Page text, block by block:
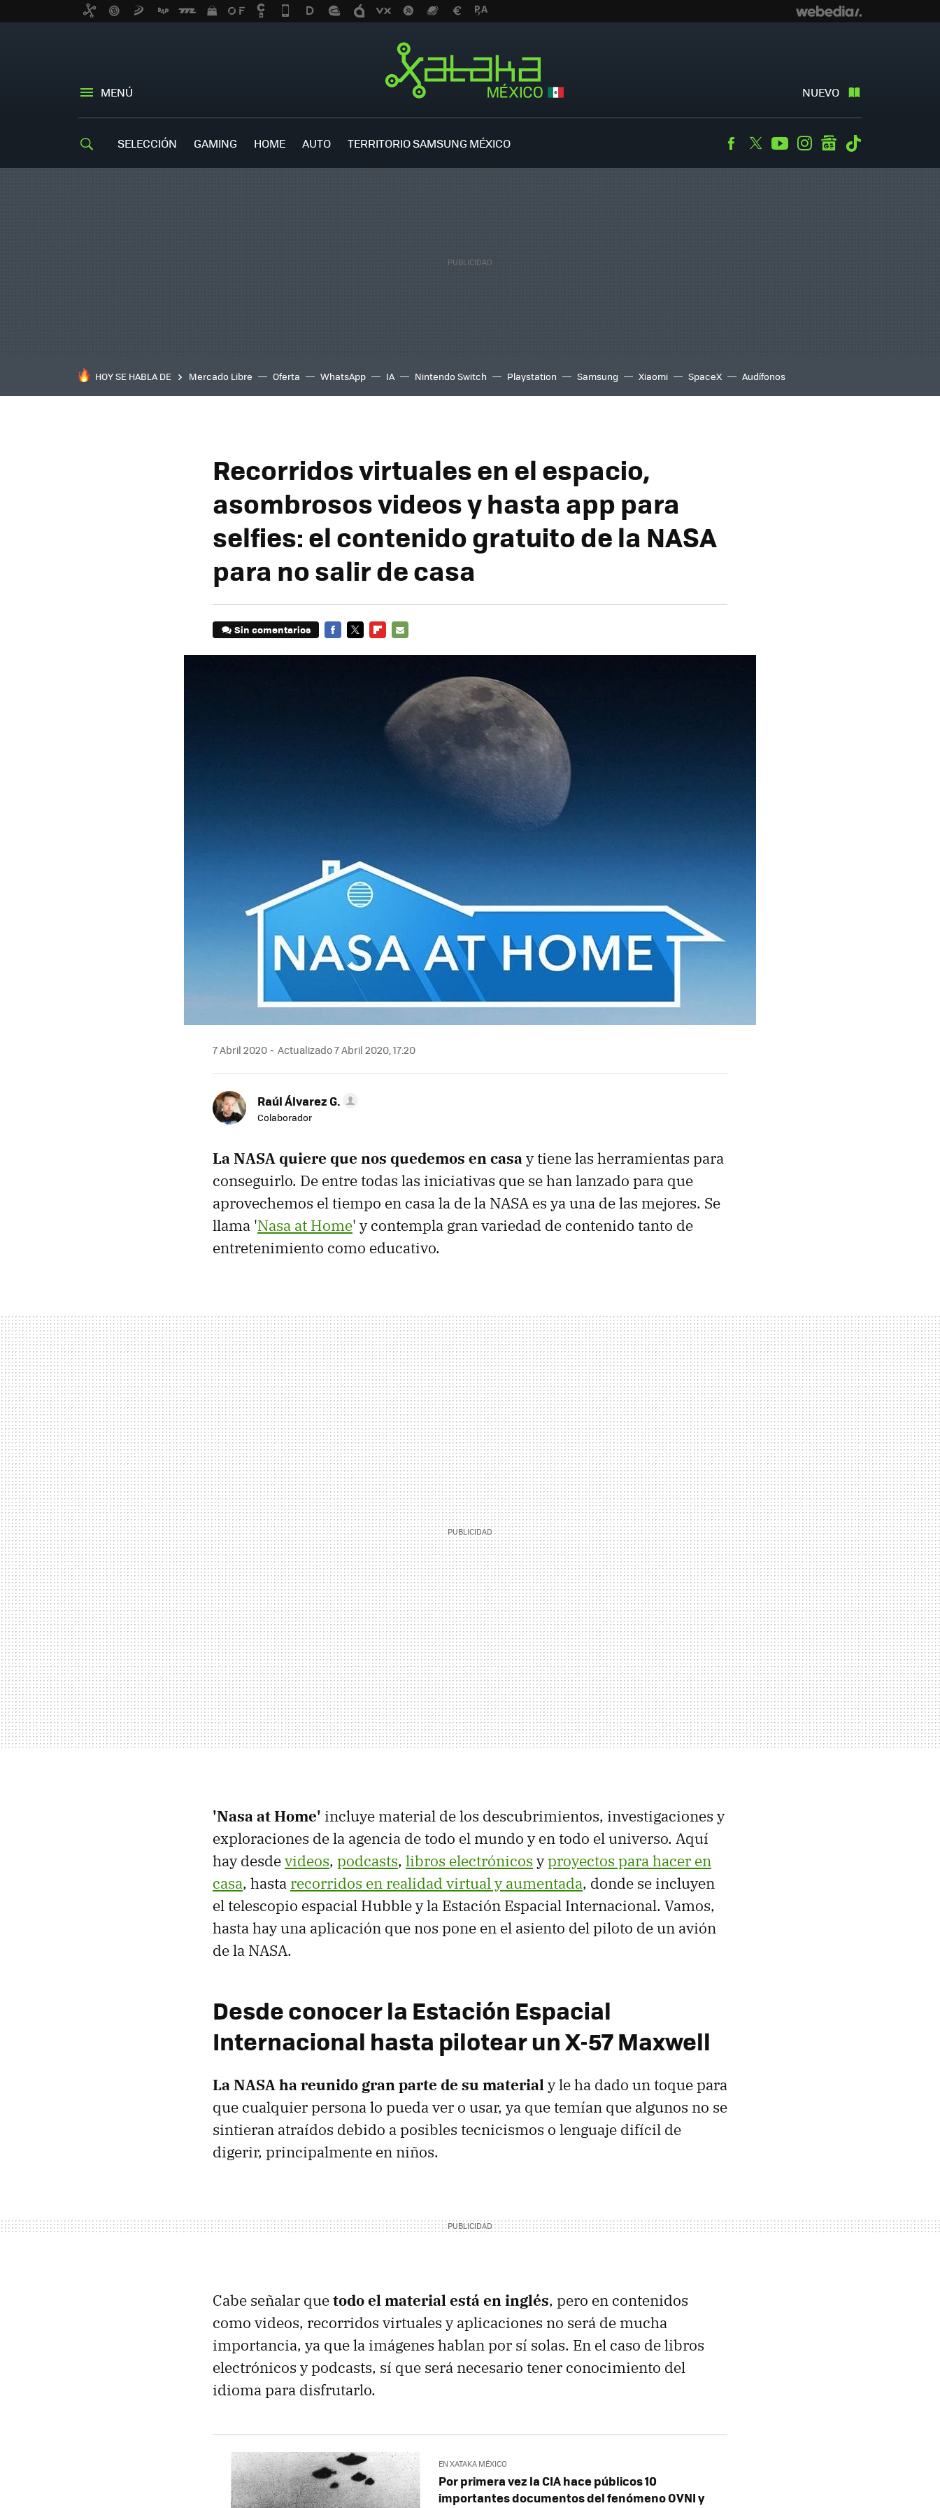
MENÚ NUEVO
SELECCIÓN GAMING HOME AUTO TERRITORIO SAMSUNG MÉXICO Facebook
TwitterYoutubeInstagramgooglenews
HOY SE HABLA DE Mercado Libre Oferta WhatsApp IA Nintendo Switch Playstation Samsung Xiaomi SpaceX Audífonos
Recorridos virtuales en el espacio,
asombrosos videos y hasta app para
selfies: el contenido gratuito de la NASA
para no salir de casa
Sin comentarios
7 Abril 2020 Actualizado 7 Abril 2020, 17:20
Raúl Álvarez G.
Colaborador
La NASA quiere que nos quedemos en casa y tiene las herramientas para
conseguirlo. De entre todas las iniciativas que se han lanzado para que
aprovechemos el tiempo en casa la de la NASA es ya una de las mejores. Se
llama 'Nasa at Home' y contempla gran variedad de contenido tanto de
entretenimiento como educativo.
'Nasa at Home' incluye material de los descubrimientos, investigaciones y
exploraciones de la agencia de todo el mundo y en todo el universo. Aquí
hay desdevideos, podcasts, libros electrónicos yproyectos para hacer en
casa, hasta recorridos en realidad virtual y aumentada, donde se incluyen
el telescopio espacial Hubble y la Estación Espacial Internacional. Vamos,
hasta hay una aplicación que nos pone en el asiento del piloto de un avión
de la NASA.
Desde conocer la Estación Espacial
Internacional hasta pilotear un X-57 Maxwell
La NASA ha reunido gran parte de su materialy le ha dado un toque para
que cualquier persona lo pueda ver o usar, ya que temían que algunos no se
sintieran atraídos debido a posibles tecnicismos o lenguaje difícil de
digerir, principalmente en niños.
Cabe señalar quetodo el material está en inglés, pero en contenidos
como videos, recorridos virtuales y aplicaciones no será de mucha
importancia, ya que la imágenes hablan por sí solas. En el caso de libros
electrónicos y podcasts, sí que será necesario tener conocimiento del
idioma para disfrutarlo.
EN XATAKA MÉXICO
Por primera vez la CIA hace públicos 10
importantes documentos del fenómeno OVNI y